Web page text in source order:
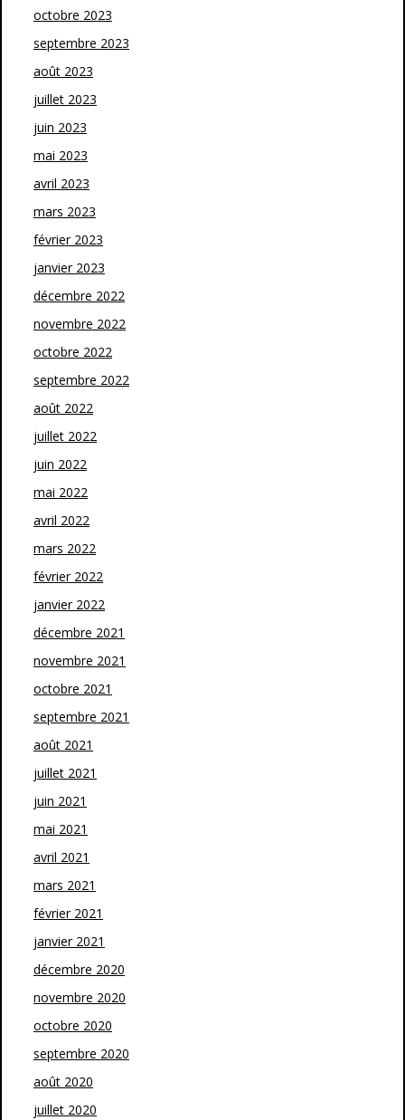
octobre 2023
septembre 2023
août 2023
juillet 2023
juin 2023
mai 2023
avril 2023
mars 2023
février 2023
janvier 2023
décembre 2022
novembre 2022
octobre 2022
septembre 2022
août 2022
juillet 2022
juin 2022
mai 2022
avril 2022
mars 2022
février 2022
janvier 2022
décembre 2021
novembre 2021
octobre 2021
septembre 2021
août 2021
juillet 2021
juin 2021
mai 2021
avril 2021
mars 2021
février 2021
janvier 2021
décembre 2020
novembre 2020
octobre 2020
septembre 2020
août 2020
juillet 2020